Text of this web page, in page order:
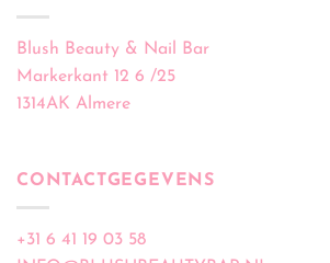
Blush Beauty & Nail Bar
Markerkant 12 6 /25
1314AK Almere
CONTACTGEGEVENS
+31 6 41 19 03 58